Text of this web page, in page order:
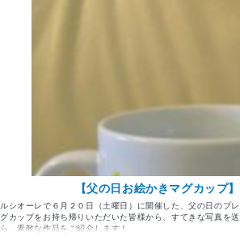
【父の日お絵かきマグカップ
ルシオーレで６月２０日（土曜日）に開催した、父の日のプ
グカップをお持ち帰りいただいた皆様から、すてきな写真を
ら、素敵な作品をご紹介します！